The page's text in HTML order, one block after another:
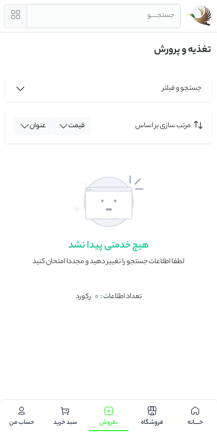
جستجــــو
تغذیه و پرورش
جستجو و فیلتر
مرتب سازی بر اساس قیمت عنوان
هیچ خدمتی پیدا نشد
لطفا اطلاعات جستجو را تغییر دهید و مجددا امتحان کنید
تعداد اطلاعات : 0 رکورد
خـــــانه فروشگاه بفروش سبد خرید حساب من